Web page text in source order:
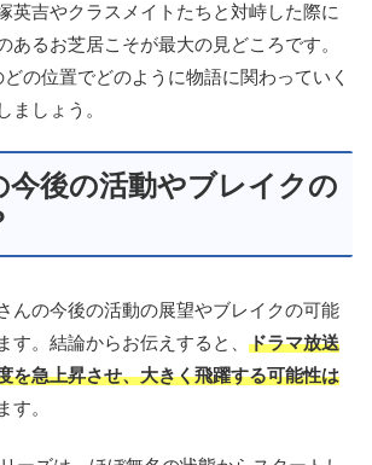
英吉やクラスメイトたちと対峙した際に
あるお芝居こそが最大の見どころです。
の位置でどのように物語に関わっていく
ましょう。
今後の活動やブレイクの
んの今後の活動の展望やブレイクの可能
す。結論からお伝えすると、 ドラマ放送
を急上昇させ、大きく飛躍する可能性は
す。